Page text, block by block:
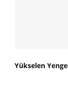
Yükselen